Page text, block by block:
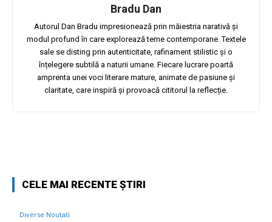
Bradu Dan
Autorul Dan Bradu impresionează prin măiestria narativă și
modul profund în care explorează teme contemporane. Textele
sale se disting prin autenticitate, rafinament stilistic și o
înțelegere subtilă a naturii umane. Fiecare lucrare poartă
amprenta unei voci literare mature, animate de pasiune și
claritate, care inspiră și provoacă cititorul la reflecție.
CELE MAI RECENTE ȘTIRI
Diverse Noutati